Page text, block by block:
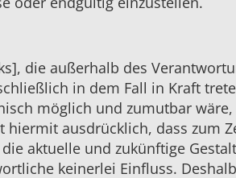
die außerhalb des
in dem Fall in Kraft
möglich und zumutbar
ausdrücklich, dass zum
aktuelle und zukünftige
keinerlei Einfluss.